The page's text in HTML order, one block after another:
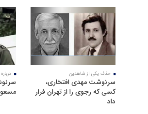
حذف یکی از شاهدین
سرنوشت مهدی افتخاری،
کسی که رجوی را از تهران فرار
داد